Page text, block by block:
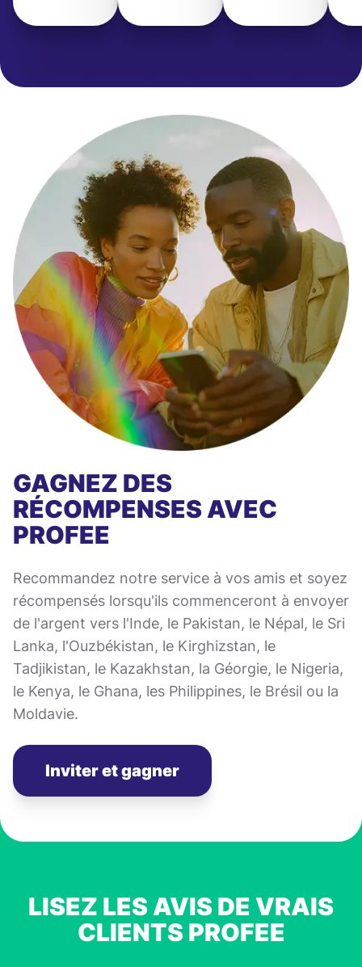
GAGNEZ DES
RÉCOMPENSES AVEC
PROFEE
Recommandez notre service à vos amis et soyez
récompensés lorsqu'ils commenceront à envoyer
de l'argent vers l'Inde, le Pakistan, le Népal, le Sri
Lanka, l'Ouzbékistan, le Kirghizstan, le
Tadjikistan, le Kazakhstan, la Géorgie, le Nigeria,
le Kenya, le Ghana, les Philippines, le Brésil ou la
Moldavie.
Inviter et gagner
LISEZ LES AVIS DE VRAIS
CLIENTS PROFEE